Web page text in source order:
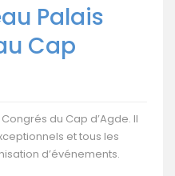
Palais
Cap
du Cap d’Agde. Il
et tous les
d’événements.